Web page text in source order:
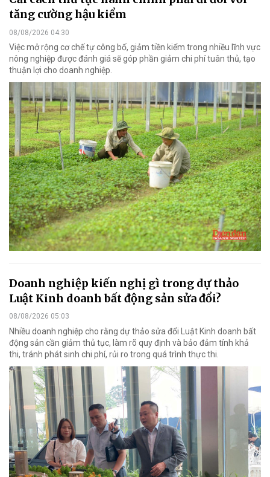
tăng cường hậu kiểm
08/08/2026 04:30
Việc mở rộng cơ chế tự công bố, giảm tiền kiểm trong nhiều lĩnh vực
nông nghiệp được đánh giá sẽ góp phần giảm chi phí tuân thủ, tạo
thuận lợi cho doanh nghiệp.
Doanh nghiệp kiến nghị gì trong dự thảo
Luật Kinh doanh bất động sản sửa đổi?
08/08/2026 05:03
Nhiều doanh nghiệp cho rằng dự thảo sửa đổi Luật Kinh doanh bất
động sản cần giảm thủ tục, làm rõ quy định và bảo đảm tính khả
thi, tránh phát sinh chi phí, rủi ro trong quá trình thực thi.